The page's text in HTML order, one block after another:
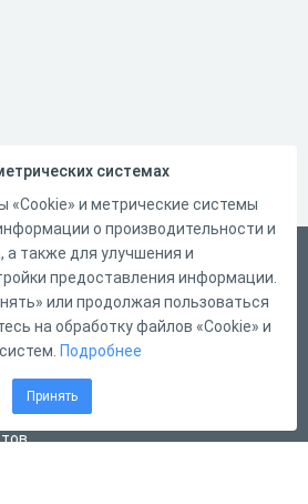
системах
и метрические системы
о производительности и
а также для улучшения и
предоставления информации.
или продолжая пользоваться
на обработку файлов «Cookie» и
Подробнее
Принять